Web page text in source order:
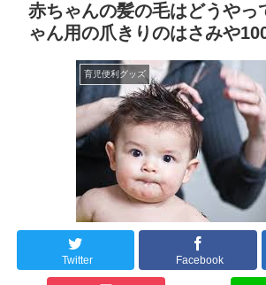
赤ちゃんの髪の毛はどうやっ
ゃん用の爪きりのはさみや
育児便利グッズ
Twitter Facebook